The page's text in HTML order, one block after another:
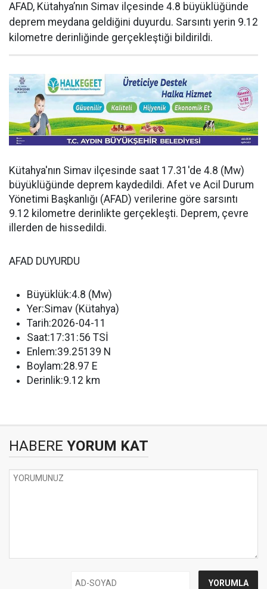
AFAD, Kütahya’nın Simav ilçesinde 4.8 büyüklüğünde
deprem meydana geldiğini duyurdu. Sarsıntı yerin 9.12
kilometre derinliğinde gerçekleştiği bildirildi.
Kütahya'nın Simav ilçesinde saat 17.31'de 4.8 (Mw)
büyüklüğünde deprem kaydedildi. Afet ve Acil Durum
Yönetimi Başkanlığı (AFAD) verilerine göre sarsıntı
9.12 kilometre derinlikte gerçekleşti. Deprem, çevre
illerden de hissedildi.
AFAD DUYURDU
Büyüklük:4.8 (Mw)
Yer:Simav (Kütahya)
Tarih:2026-04-11
Saat:17:31:56 TSİ
Enlem:39.25139 N
Boylam:28.97 E
Derinlik:9.12 km
HABERE YORUM KAT